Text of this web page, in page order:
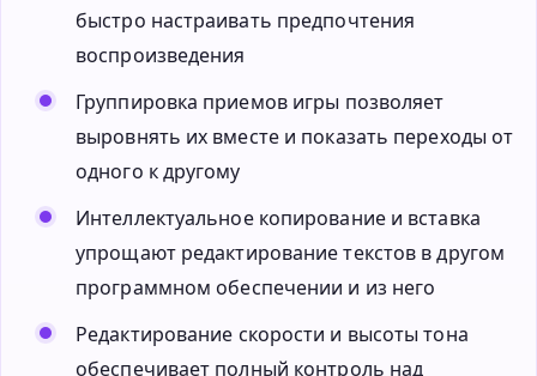
быстро настраивать предпочтения
воспроизведения
Группировка приемов игры позволяет
выровнять их вместе и показать переходы от
одного к другому
Интеллектуальное копирование и вставка
упрощают редактирование текстов в другом
программном обеспечении и из него
Редактирование скорости и высоты тона
обеспечивает полный контроль над